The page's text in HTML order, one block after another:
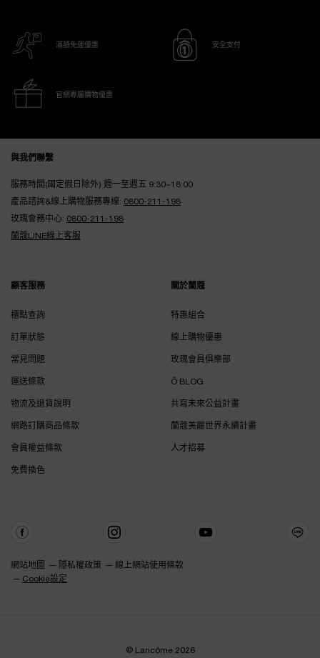
滿額免運優惠 安全支付
官網專屬購物優惠
與我們聯繫
服務時間(國定假日除外) 週一至週五 9:30~18:00
產品諮詢&線上購物服務專線: 0800-211-198
玫瑰會務中心: 0800-211-198
蘭蔻LINE線上客服
顧客服務
櫃點查詢
訂單狀態
常見問題
運送條款
物流及退貨說明
網路訂購商品條款
會員權益條款
免費換色
關於蘭蔻
特惠組合
線上購物優惠
玫瑰會員俱樂部
Ô BLOG
共寫未來公益計畫
蘭蔻美麗世界永續計畫
人才招募
網站地圖 隱私權政策
線上網站使用條款
Cookie設定
© Lancôme 2026